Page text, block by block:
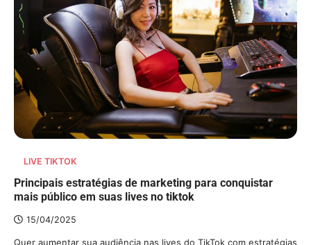
LIVE TIKTOK
Principais estratégias de marketing para conquistar
mais público em suas lives no tiktok
15/04/2025
Quer aumentar sua audiência nas lives do TikTok com estratégias